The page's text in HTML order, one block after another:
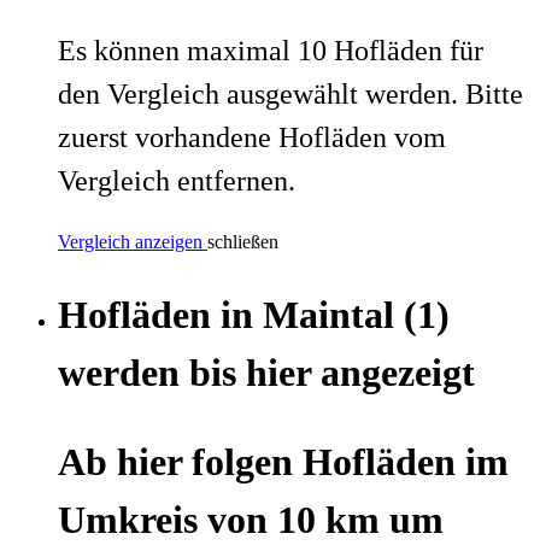
Es können maximal 10 Hofläden für
den Vergleich ausgewählt werden. Bitte
zuerst vorhandene Hofläden vom
Vergleich entfernen.
Vergleich anzeigen schließen
Hofläden in Maintal (1)
werden bis hierangezeigt
Ab hierfolgen Hofläden im
Umkreis von 10 km um